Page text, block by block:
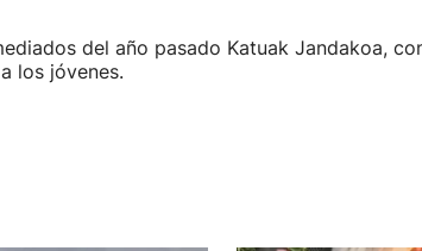
del año pasado Katuak Jandakoa,
los jóvenes.